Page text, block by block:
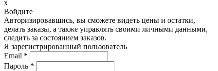
x
Войдите
Авторизировавшись, вы сможете видеть цены и остатки,
делать заказы, а также управлять своими личными данными,
следить за состоянием заказов.
Я зарегистрированный пользователь
Email *
Пароль *